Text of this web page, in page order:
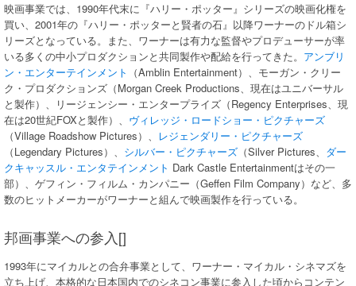
映画事業では、1990年代末に『ハリー・ポッター』シリーズの映画化権を
買い、2001年の『ハリー・ポッターと賢者の石』以降ワーナーのドル箱シ
リーズとなっている。また、ワーナーは有力な監督やプロデューサーが率
いる多くの中小プロダクションと共同製作や配給を行ってきた。 アンブリ
ン・エンターテインメント （Amblin Entertainment）、モーガン・クリー
ク・プロダクションズ（Morgan Creek Productions、現在はユニバーサル
と製作）、リージェンシー・エンタープライズ（Regency Enterprises、現
在は20世紀FOXと製作）、 ヴィレッジ・ロードショー・ピクチャーズ
（Village Roadshow Pictures）、
レジェンダリー・ピクチャーズ
（Legendary Pictures）、 シルバー・ピクチャーズ （Silver Pictures、 ダー
クキャッスル・エンタテインメント Dark Castle Entertainmentはその一
部）、ゲフィン・フィルム・カンパニー（Geffen Film Company）など、多
数のヒットメーカーがワーナーと組んで映画製作を行っている。
邦画事業への参入[]
1993年にマイカルとの合弁事業として、ワーナー・マイカル・シネマズを
立ち上げ、本格的な日本国内でのシネコン事業に参入した頃からコンテン